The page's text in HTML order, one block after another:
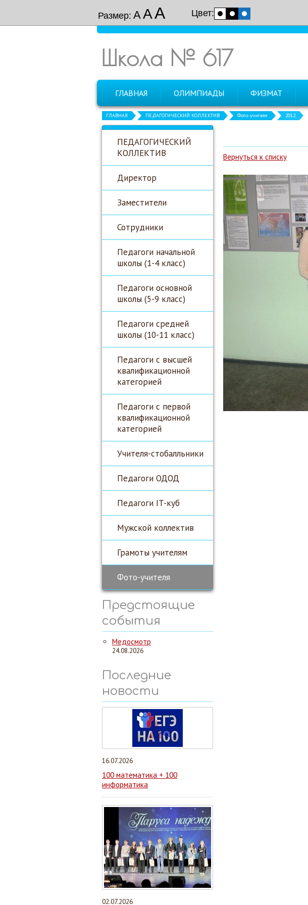
Размер: ААА Цвет:
Школа № 617
ГЛАВНАЯ ОЛИМПИАДЫ ФИЗМАТ
ГЛАВНАЯ ПЕДАГОГИЧЕСКИЙ КОЛЛЕКТИВ Фото-учителя 2012
ПЕДАГОГИЧЕСКИЙ
КОЛЛЕКТИВ
Директор
Заместители
Сотрудники
Педагоги начальной
школы (1-4 класс)
Педагоги основной
школы (5-9 класс)
Педагоги средней
школы (10-11 класс)
Педагоги с высшей
квалификационной
категорией
Педагоги с первой
квалификационной
категорией
Учителя-стобалльники
Педагоги ОДОД
Педагоги IT-куб
Мужской коллектив
Грамоты учителям
Фото-учителя
Предстоящие
события
Медосмотр
24.08.2026
Последние
новости
16.07.2026
100 математика + 100
информатика
02.07.2026
Вернуться к списку